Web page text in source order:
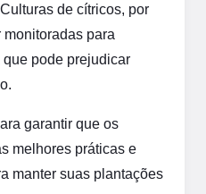
de cítricos, por
para
pode prejudicar
garantir que os
melhores práticas e
manter suas plantações